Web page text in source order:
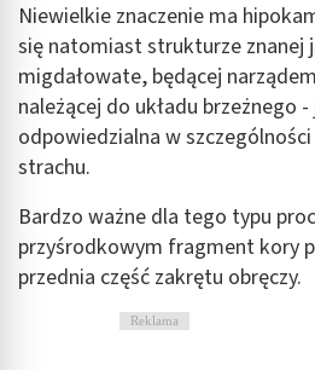
Niewielkie znaczenie ma
się natomiast strukturze znanej
migdałowate, będącej
należącej do układu brzeżnego
odpowiedzialna w
strachu.
Bardzo ważne dla tego typu
przyśrodkowym fragment kory
przednia część zakrętu obręczy.
Reklama